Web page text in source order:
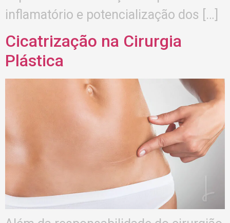
inflamatório e potencialização dos […]
Cicatrização na Cirurgia
Plástica